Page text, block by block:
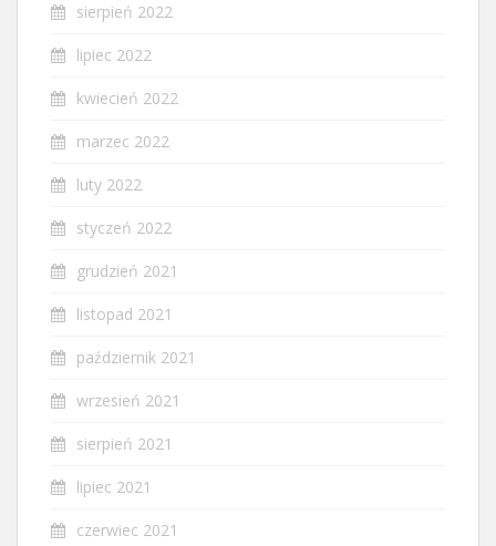
sierpień 2022
lipiec 2022
kwiecień 2022
marzec 2022
luty 2022
styczeń 2022
grudzień 2021
listopad 2021
październik 2021
wrzesień 2021
sierpień 2021
lipiec 2021
czerwiec 2021